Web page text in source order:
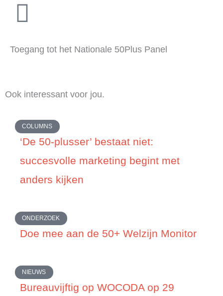
Toegang tot het Nationale 50Plus Panel
Ook interessant voor jou.
COLUMNS
‘De 50-plusser’ bestaat niet:
succesvolle marketing begint met
anders kijken
ONDERZOEK
Doe mee aan de 50+ Welzijn Monitor
NIEUWS
Bureauvijftig op WOCODA op 29